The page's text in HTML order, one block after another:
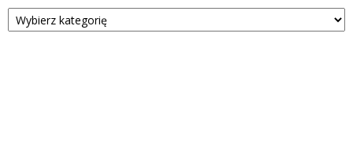
Kategorie